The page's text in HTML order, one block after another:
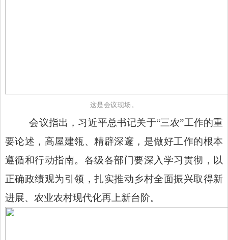
这是会议现场。
会议指出，习近平总书记关于“三农”工作的重
要论述，高屋建瓴、精辟深邃，是做好工作的根本
遵循和行动指南。各级各部门要深入学习贯彻，以
正确政绩观为引领，扎实推动乡村全面振兴取得新
进展、农业农村现代化再上新台阶。